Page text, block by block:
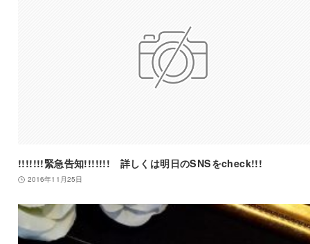
!!!!!!!緊急告知!!!!!!! 詳しくは明日のSNSをcheck!!!
2016年11月25日